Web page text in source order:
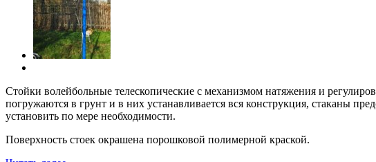
Стойки волейбольные телескопические с механизмом натяжения и
погружаются в грунт и в них устанавливается вся конструкция, стаканы
установить по мере необходимости.
Поверхность стоек окрашена порошковой полимерной краской.